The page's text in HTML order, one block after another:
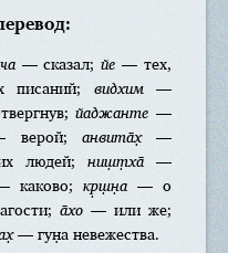
— сказал;йе — тех,
видхим—
йаджанте —
анвита̄х̣—
людей; ниш̣т̣ха̄—
кр̣ш̣н̣а— о
а̄хо — или же;
— гун̣а невежества.